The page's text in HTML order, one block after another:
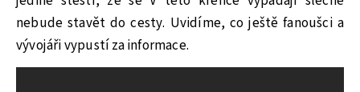
nebude stavět do cesty. Uvidíme, co ještě fanoušci a
vývojáři vypustí za informace.